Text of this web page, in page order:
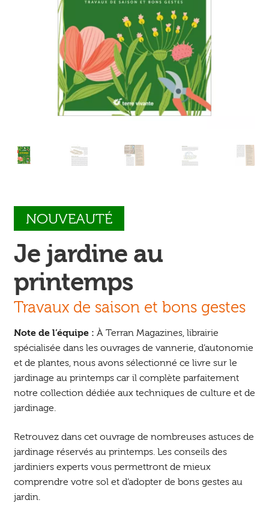
Jeux & DVD
NOUVEAUTÉ
Je jardine au
printemps
Travaux de saison et bons gestes
Note de l’équipe : À Terran Magazines, librairie
spécialisée dans les ouvrages de vannerie, d’autonomie
et de plantes, nous avons sélectionné ce livre sur le
jardinage au printemps car il complète parfaitement
notre collection dédiée aux techniques de culture et de
jardinage.
Retrouvez dans cet ouvrage de nombreuses astuces de
jardinage réservés au printemps. Les conseils des
jardiniers experts vous permettront de mieux
comprendre votre sol et d’adopter de bons gestes au
jardin.